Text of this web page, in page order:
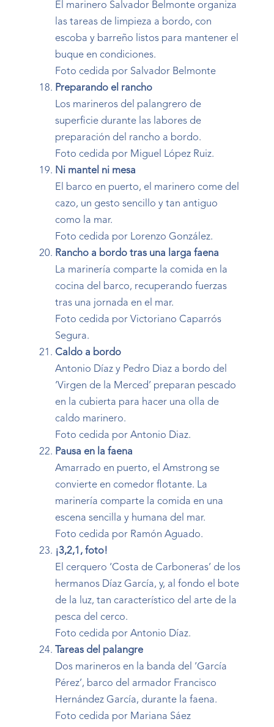
El marinero Salvador Belmonte organiza
las tareas de limpieza a bordo, con
escoba y barreño listos para mantener el
buque en condiciones.
Foto cedida por Salvador Belmonte
Preparando el rancho
Los marineros del palangrero de
superficie durante las labores de
preparación del rancho a bordo.
Foto cedida por Miguel López Ruiz.
Ni mantel ni mesa
El barco en puerto, el marinero come del
cazo, un gesto sencillo y tan antiguo
como la mar.
Foto cedida por Lorenzo González.
Rancho a bordo tras una larga faena
La marinería comparte la comida en la
cocina del barco, recuperando fuerzas
tras una jornada en el mar.
Foto cedida por Victoriano Caparrós
Segura.
Caldo a bordo
Antonio Díaz y Pedro Diaz a bordo del
‘Virgen de la Merced’ preparan pescado
en la cubierta para hacer una olla de
caldo marinero.
Foto cedida por Antonio Diaz.
Pausa en la faena
Amarrado en puerto, el Amstrong se
convierte en comedor flotante. La
marinería comparte la comida en una
escena sencilla y humana del mar.
Foto cedida por Ramón Aguado.
¡3,2,1, foto!
El cerquero ‘Costa de Carboneras’ de los
hermanos Díaz García, y, al fondo el bote
de la luz, tan característico del arte de la
pesca del cerco.
Foto cedida por Antonio Díaz.
Tareas del palangre
Dos marineros en la banda del ‘García
Pérez’, barco del armador Francisco
Hernández García, durante la faena.
Foto cedida por Mariana Sáez